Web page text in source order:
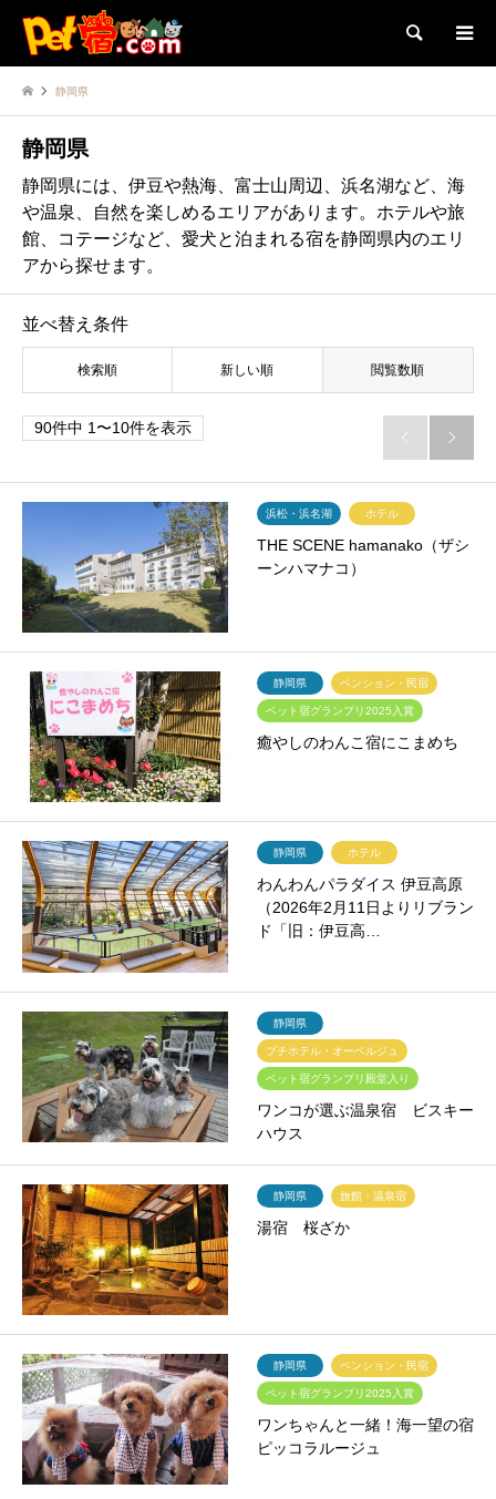
検索
静岡県
静岡県
静岡県には、伊豆や熱海、富士山周辺、浜名湖など、海
や温泉、自然を楽しめるエリアがあります。ホテルや旅
館、コテージなど、愛犬と泊まれる宿を静岡県内のエリ
アから探せます。
並べ替え条件
検索順 新しい順 閲覧数順
90件中 1〜10件を表示
 
浜松・浜名湖 ホテル
THE SCENE hamanako（ザシ
ーンハマナコ）
静岡県 ペンション・民宿
ペット宿グランプリ2025入賞
癒やしのわんこ宿にこまめち
静岡県 ホテル
わんわんパラダイス 伊豆高原
（2026年2月11日よりリブラン
ド「旧：伊豆高…
静岡県
プチホテル・オーベルジュ
ペット宿グランプリ殿堂入り
ワンコが選ぶ温泉宿 ビスキー
ハウス
静岡県 旅館・温泉宿
湯宿 桜ざか
静岡県 ペンション・民宿
ペット宿グランプリ2025入賞
ワンちゃんと一緒！海一望の宿
ピッコラルージュ